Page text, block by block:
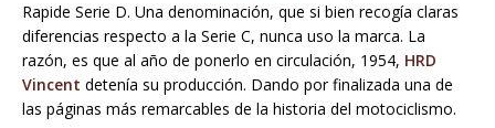
Rapide Serie D. Una denominación, que si bien recogía claras
diferencias respecto a la Serie C, nunca uso la marca. La
razón, es que al año de ponerlo en circulación, 1954, HRD
Vincent detenía su producción. Dando por finalizada una de
las páginas más remarcables de la historia del motociclismo.